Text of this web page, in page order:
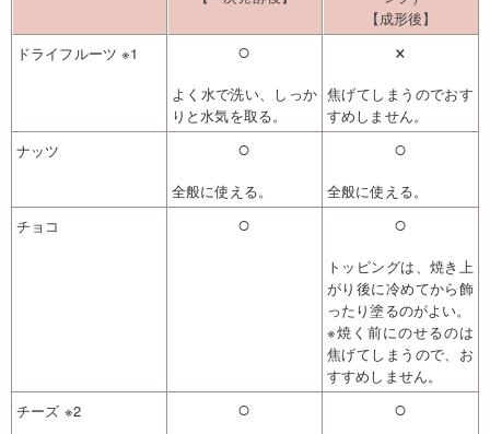
【成形後】
ドライフルーツ ※1
○
よく水で洗い、しっか
りと水気を取る。
×
焦げてしまうのでおす
すめしません。
ナッツ
○
全般に使える。
○
全般に使える。
チョコ
○ ○
トッピングは、焼き上
がり後に冷めてから飾
ったり塗るのがよい。
※焼く前にのせるのは
焦げてしまうので、お
すすめしません。
チーズ ※2
○ ○